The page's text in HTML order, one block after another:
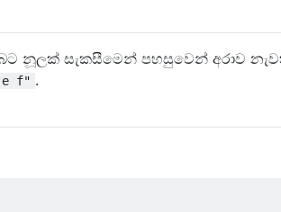
නූලක් සැකසීමෙන් පහසුවෙන් අරාව
e f" .